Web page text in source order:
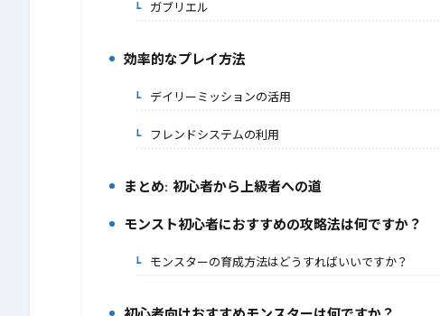
3-3.ガブリエル
4.
効率的なプレイ方法
4-1.デイリーミッションの活用
4-2.フレンドシステムの利用
まとめ: 初心者から上級者への道
モンスト初心者におすすめの攻略法は何ですか？
6-1.モンスターの育成方法はどうすればいいですか？